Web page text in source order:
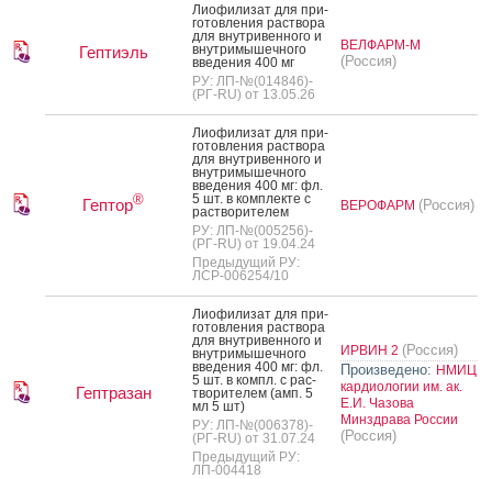
Гептиэль
Ли­офи­лизат для при­
готов­ле­ния рас­тво­ра
для внут­ри­вен­но­го и
внут­ри­мышеч­но­го
вве­дения 400 мг
РУ: ЛП-№(014846)-
(РГ-RU) от 13.05.26
ВЕЛФАРМ-М
(Россия)
Гептор®
Ли­офи­лизат для при­
готов­ле­ния рас­тво­ра
для внут­ри­вен­но­го и
внут­ри­мышеч­но­го
вве­дения 400 мг: фл.
5 шт. в ком­плек­те с
рас­тво­рите­лем
РУ: ЛП-№(005256)-
(РГ-RU) от 19.04.24
Предыдущий РУ:
ЛСР-006254/10
ВЕРОФАРМ (Россия)
Гептразан
Ли­офи­лизат для при­
готов­ле­ния рас­тво­ра
для внут­ри­вен­но­го и
внут­ри­мышеч­но­го
вве­дения 400 мг: фл.
5 шт. в компл. с рас­
тво­рите­лем (амп. 5
мл 5 шт)
РУ: ЛП-№(006378)-
(РГ-RU) от 31.07.24
Предыдущий РУ:
ЛП-004418
ИРВИН 2 (Россия)
Произведено: НМИЦ
кардиологии им. ак.
Е.И. Чазова
Минздрава России
(Россия)